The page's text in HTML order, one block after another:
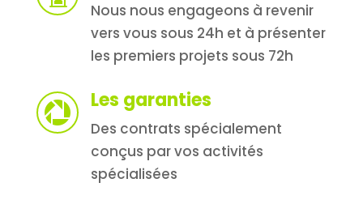
Nous nous engageons à revenir
vers vous sous 24h et à présenter
les premiers projets sous 72h
 Les garanties
Des contrats spécialement
conçus par vos activités
spécialisées